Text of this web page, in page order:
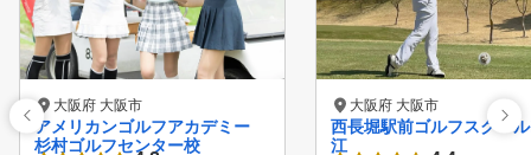
大阪府 大阪市
アメリカンゴルフアカデミー
杉村ゴルフセンター校
大阪府 大阪市
西長堀駅前ゴルフスクー
江